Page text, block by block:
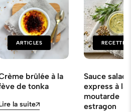
ARTICLES
brûlée à la
de tonka
la suite
RECETTES
Sauce salade
express à la
moutarde
estragon